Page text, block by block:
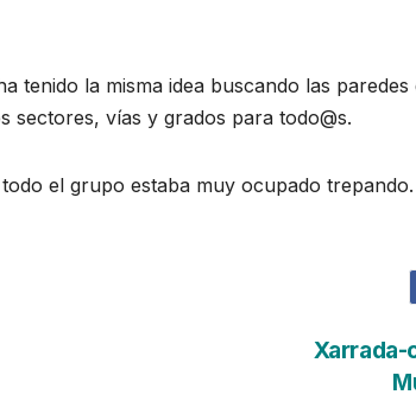
tenido la misma idea buscando las
sectores, vías y grados para todo@s.
el grupo estaba muy ocupado trepando.